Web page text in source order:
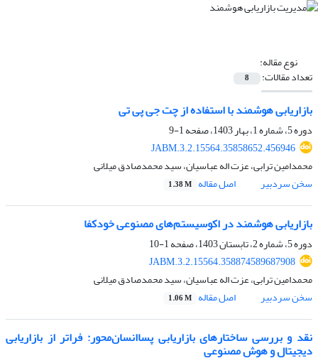
نوع مقاله:
تعداد مقالات: 8
بازاریابی هوشمند با استفاده از چت جی پی تی
دوره 5، شماره 1، بهار 1403، صفحه
1-9
JABM.3.2.15564.35858652.456946
محمدامین ترابی، عزت اله عباسیان، سید محمدصادق میلانی
سخن سردبیر
اصل مقاله 1.38 M
بازاریابی هوشمند در اکوسیستم‌های مصنوعی خودکفا
دوره 5، شماره 2، تابستان 1403، صفحه
1-10
JABM.3.2.15564.358874589687908
محمدامین ترابی، عزت اله عباسیان، سید محمدصادق میلانی
سخن سردبیر
اصل مقاله 1.06 M
نقد و بررسی ساختارهای بازاریابی پساانسان‌محور: فراتر از بازاریابی
دیجیتال و هوش مصنوعی